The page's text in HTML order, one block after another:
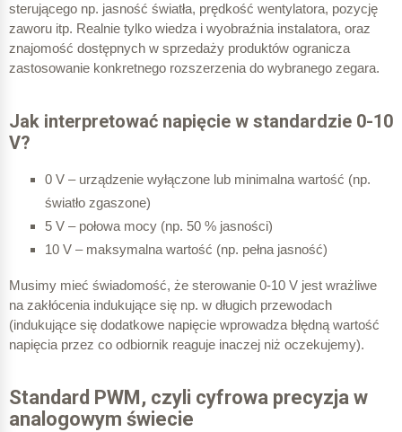
sterującego np. jasność światła, prędkość wentylatora, pozycję
zaworu itp. Realnie tylko wiedza i wyobraźnia instalatora, oraz
znajomość dostępnych w sprzedaży produktów ogranicza
zastosowanie konkretnego rozszerzenia do wybranego zegara.
Jak interpretować napięcie w standardzie 0-10
V?
0 V – urządzenie wyłączone lub minimalna wartość (np.
światło zgaszone)
5 V – połowa mocy (np. 50 % jasności)
10 V – maksymalna wartość (np. pełna jasność)
Musimy mieć świadomość, że sterowanie 0-10 V jest wrażliwe
na zakłócenia indukujące się np. w długich przewodach
(indukujące się dodatkowe napięcie wprowadza błędną wartość
napięcia przez co odbiornik reaguje inaczej niż oczekujemy).
Standard PWM, czyli cyfrowa precyzja w
analogowym świecie